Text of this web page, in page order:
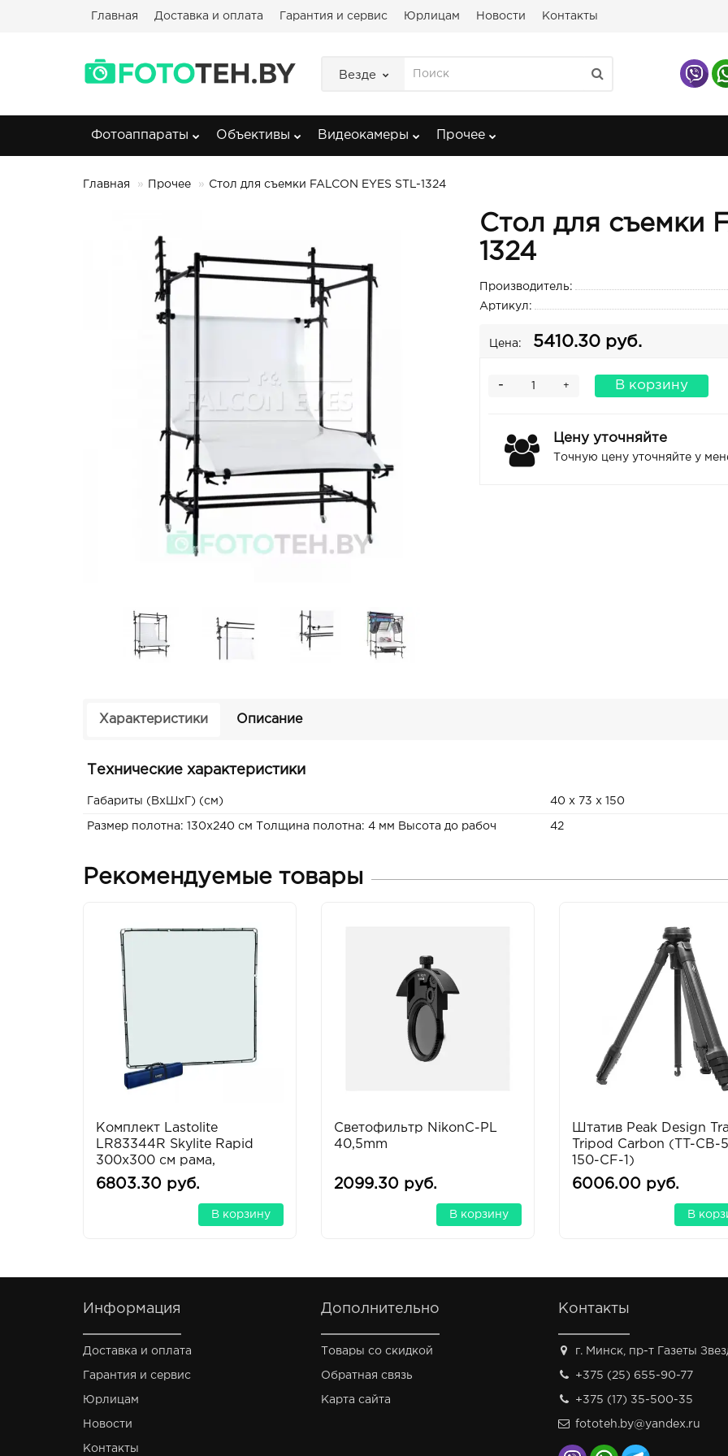
Главная Доставка и оплата Гарантия и сервис Юрлицам Новости Контакты
Везде
Фотоаппараты Объективы Видеокамеры Прочее
Главная Прочее Стол для съемки FALCON EYES STL-1324
Стол для съемки
1324
Производитель:
Артикул:
Цена: 5410.30 руб.
+
- В корзину
Цену уточняйте
Точную цену уточняйте у
Характеристики Описание
Технические характеристики
Габариты (ВxШxГ) (см) 40 x 73 x 150
Размер полотна: 130х240 см Толщина полотна: 4 мм Высота до рабоч 42
Рекомендуемые товары
Комплект Lastolite
LR83344R Skylite Rapid
300x300 см рама,
отражатель и кофр
6803.30 руб.
В корзину
Светофильтр NikonC-PL
40,5mm
2099.30 руб.
В корзину
Штатив Peak Design
Tripod Carbon (TT-CB-
150-CF-1)
6006.00 руб.
В
Информация
Доставка и оплата
Гарантия и сервис
Юрлицам
Новости
Контакты
Дополнительно
Товары со скидкой
Обратная связь
Карта сайта
Контакты
г. Минск, пр-т Газеты
+375 (25) 655-90-77
+375 (17) 35-500-35
fototeh.by@yandex.ru